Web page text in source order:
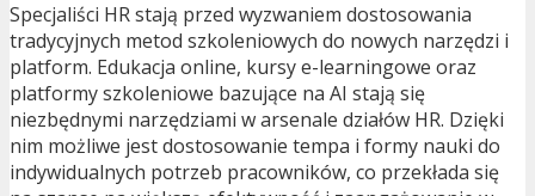
Specjaliści HR stają przed wyzwaniem dostosowania
tradycyjnych metod szkoleniowych do nowych narzędzi i
platform. Edukacja online, kursy e-learningowe oraz
platformy szkoleniowe bazujące na AI stają się
niezbędnymi narzędziami w arsenale działów HR. Dzięki
nim możliwe jest dostosowanie tempa i formy nauki do
indywidualnych potrzeb pracowników, co przekłada się